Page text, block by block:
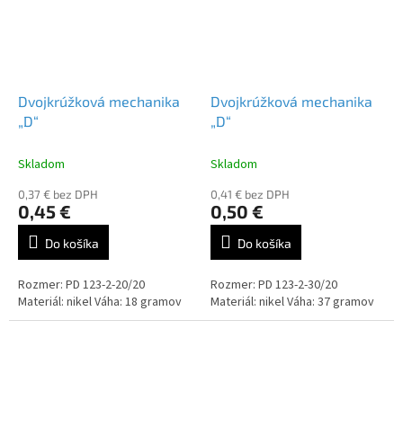
Dvojkrúžková mechanika
„D“
Skladom
0,37 € bez DPH
0,45 €
Do košíka
Rozmer: PD 123-2-20/20
Materiál: nikel Váha: 18 gramov
Dvojkrúžková mechanika
„D“
Skladom
0,41 € bez DPH
0,50 €
Do košíka
Rozmer: PD 123-2-30/20
Materiál: nikel Váha: 37 gramov